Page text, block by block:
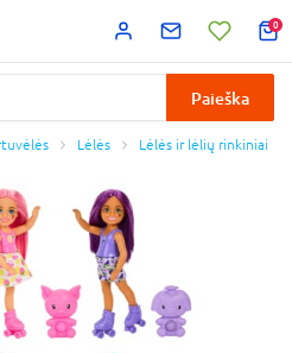
0
Paieška
Lėlės Lėlės ir lėlių rinkiniai